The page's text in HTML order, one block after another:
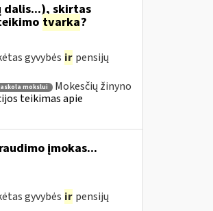
dalis...), skirtas
tvarka?
gyvybės ir pensijų
mokslui
Mokesčių žinyno
teikimas apie
įmokas...
gyvybės ir pensijų